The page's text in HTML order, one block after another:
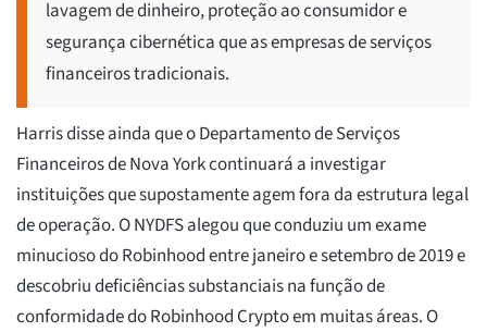
lavagem de dinheiro, proteção ao consumidor e
segurança cibernética que as empresas de serviços
financeiros tradicionais.
Harris disse ainda que o Departamento de Serviços
Financeiros de Nova York continuará a investigar
instituições que supostamente agem fora da estrutura legal
de operação. O NYDFS alegou que conduziu um exame
minucioso do Robinhood entre janeiro e setembro de 2019 e
descobriu deficiências substanciais na função de
conformidade do Robinhood Crypto em muitas áreas. O